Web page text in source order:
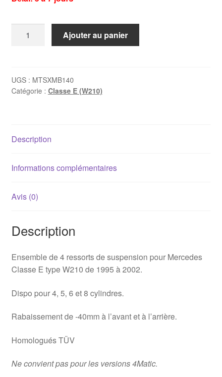
courts
Mercedes
Ajouter au panier
UGS : MTSXMB140
Catégorie : Classe E (W210)
Description
Informations complémentaires
Avis (0)
Description
Ensemble de 4 ressorts de suspension pour Mercedes
Classe E type W210 de 1995 à 2002.
Dispo pour 4, 5, 6 et 8 cylindres.
Rabaissement de -40mm à l’avant et à l’arrière.
Homologués TÜV
Ne convient pas pour les versions 4Matic.